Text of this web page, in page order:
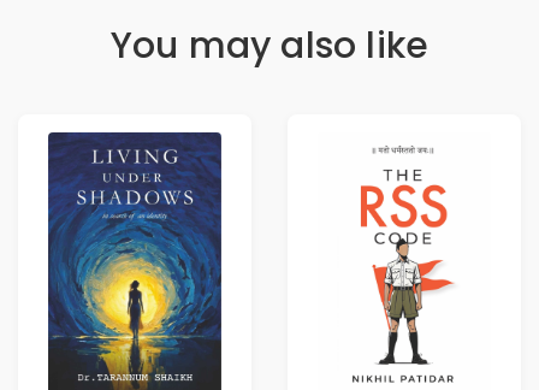
You may also like